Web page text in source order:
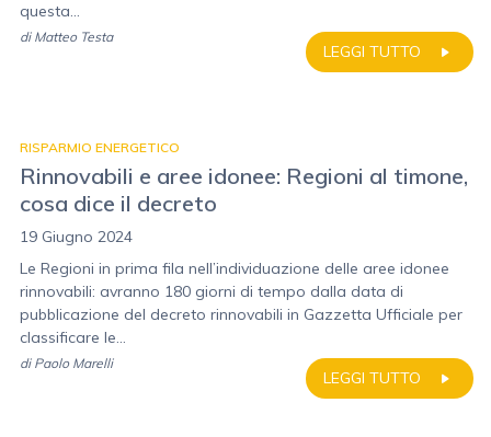
questa...
LEGGI TUTTO
di Matteo Testa
RISPARMIO ENERGETICO
Rinnovabili e aree idonee: Regioni al timone,
cosa dice il decreto
19 Giugno 2024
Le Regioni in prima fila nell’individuazione delle aree idonee
rinnovabili: avranno 180 giorni di tempo dalla data di
pubblicazione del decreto rinnovabili in Gazzetta Ufficiale per
classificare le...
LEGGI TUTTO
di Paolo Marelli